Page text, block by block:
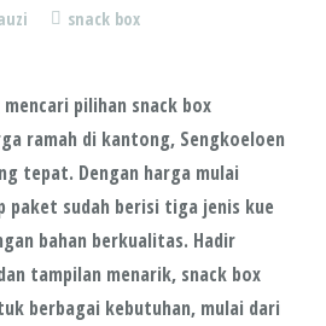
snack box
pilihan snack box
ramah di kantong, Sengkoeloen
tepat. Dengan harga mulai
paket sudah berisi tiga jenis kue
bahan berkualitas. Hadir
tampilan menarik, snack box
berbagai kebutuhan, mulai dari